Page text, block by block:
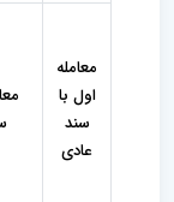
معامله
اول با
سند
عادی